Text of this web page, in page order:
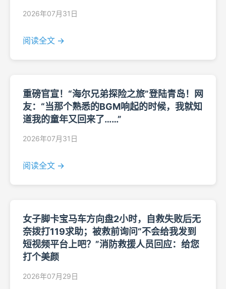
2026年07月31日
阅读全文 →
重磅官宣！“海尔兄弟探险之旅”登陆青岛！网
友：“当那个熟悉的BGM响起的时候，我就知
道我的童年又回来了……”
2026年07月31日
阅读全文 →
女子脚卡宝马车方向盘2小时，自救失败后无
奈拨打119求助；被救前询问“不会给我发到
短视频平台上吧？”消防救援人员回应：给您
打个美颜
2026年07月29日